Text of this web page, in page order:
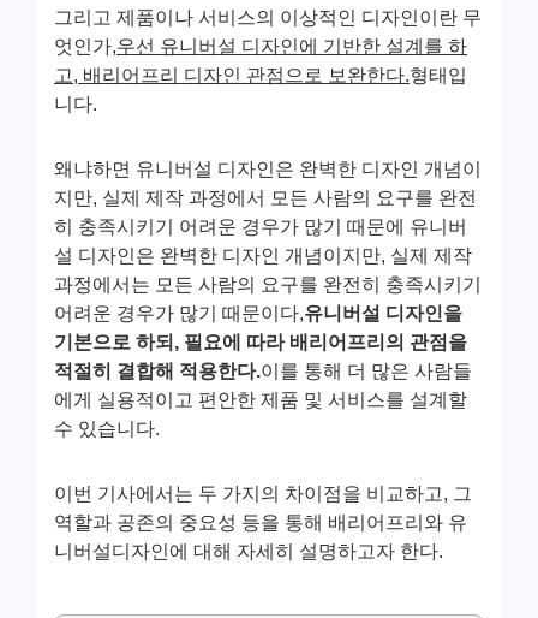
그리고 제품이나 서비스의 이상적인 디자인이란 무
엇인가,우선 유니버설 디자인에 기반한 설계를 하
고, 배리어프리 디자인 관점으로 보완한다.형태입
니다.
왜냐하면 유니버설 디자인은 완벽한 디자인 개념이
지만, 실제 제작 과정에서 모든 사람의 요구를 완전
히 충족시키기 어려운 경우가 많기 때문에 유니버
설 디자인은 완벽한 디자인 개념이지만, 실제 제작
과정에서는 모든 사람의 요구를 완전히 충족시키기
어려운 경우가 많기 때문이다,유니버설 디자인을
기본으로 하되, 필요에 따라 배리어프리의 관점을
적절히 결합해 적용한다.이를 통해 더 많은 사람들
에게 실용적이고 편안한 제품 및 서비스를 설계할
수 있습니다.
이번 기사에서는 두 가지의 차이점을 비교하고, 그
역할과 공존의 중요성 등을 통해 배리어프리와 유
니버설디자인에 대해 자세히 설명하고자 한다.